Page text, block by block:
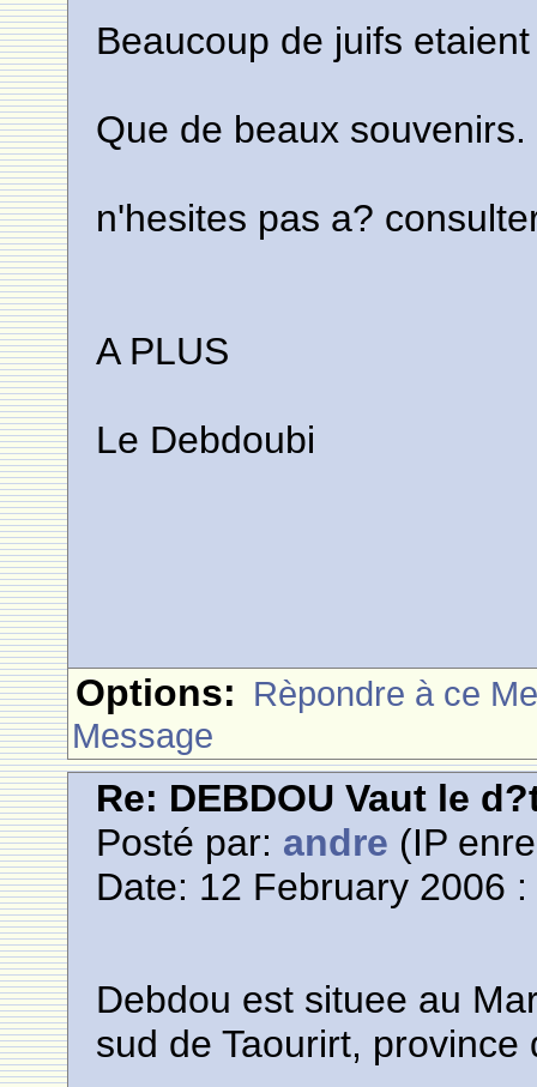
Beaucoup de juifs
Que de beaux souvenirs.
n'hesites pas a?
A PLUS
Le Debdoubi
Options: Rèpondre à ce
Message
Re: DEBDOU Vaut le
Posté par: andre (IP
Date: 12 February 2006
Debdou est situee au
sud de Taourirt, province